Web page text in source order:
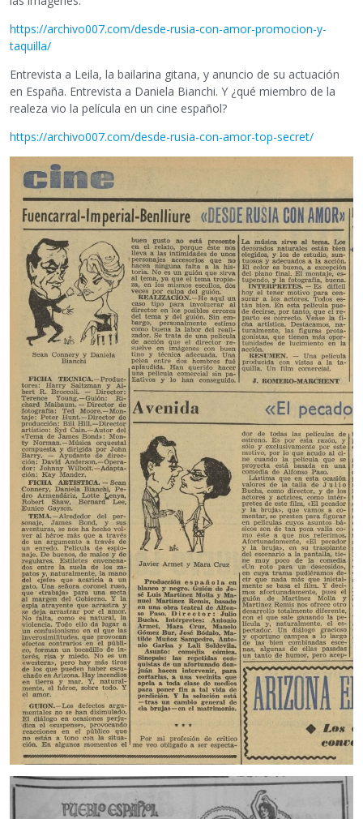
https://archivo007.com/desde-rusia-con-amor-promocion-y-
taquilla/
Entrevista a Leila, la bailarina gitana, y anuncio de su actuación
en España. Entrevista a Daniela Bianchi. Y ¿qué miembro de la
realeza vio la película en un cine español?
https://archivo007.com/desde-rusia-con-amor-top-secret/